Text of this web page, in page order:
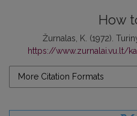
How
Žurnalas, K. (1972).
https://www.zurnalai.vu.lt/
More Citation Formats